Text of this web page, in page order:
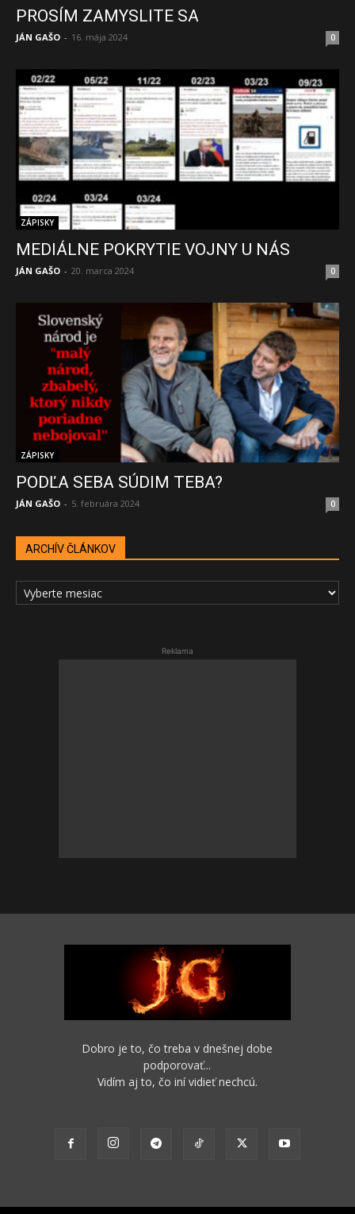
PROSÍM ZAMYSLITE SA
JÁN GAŠO - 16. mája 2024 0
ZÁPISKY
MEDIÁLNE POKRYTIE VOJNY U NÁS
JÁN GAŠO - 20. marca 2024 0
ZÁPISKY
PODĽA SEBA SÚDIM TEBA?
JÁN GAŠO - 5. februára 2024 0
ARCHÍV ČLÁNKOV
ARCHÍV
ČLÁNKOV
Reklama
Dobro je to, čo treba v dnešnej dobe
podporovať...
Vidím aj to, čo iní vidieť nechcú.